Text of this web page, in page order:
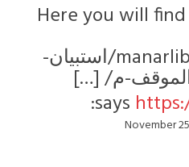
[…] Here
manarlibya.com/2022/06/27/استبيان-
م/ […]